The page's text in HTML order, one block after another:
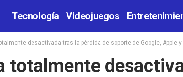
Tecnología Videojuegos
desactivada tras la pérdida de soporte de Google, Apple
totalmente